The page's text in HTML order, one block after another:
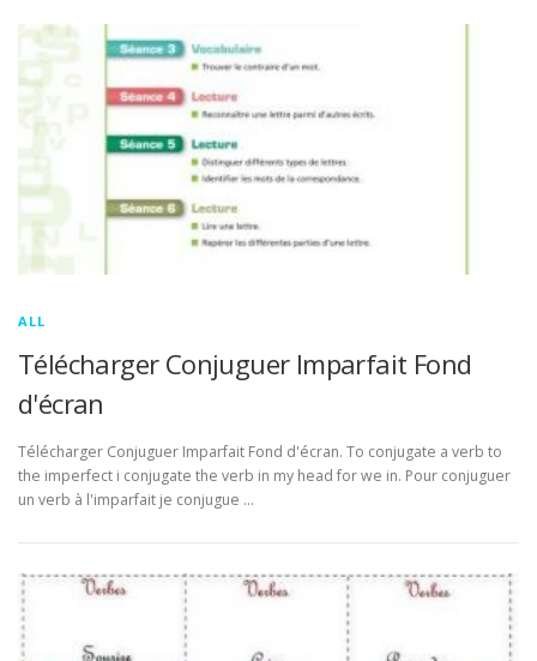
ALL
Télécharger Conjuguer Imparfait Fond
d'écran
Télécharger Conjuguer Imparfait Fond d'écran. To conjugate a verb to
the imperfect i conjugate the verb in my head for we in. Pour conjuguer
un verb à l'imparfait je conjugue …